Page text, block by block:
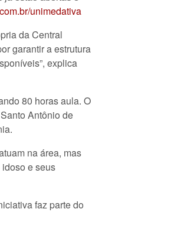
unimedativa
da Central
garantir a estrutura
explica
80 horas aula. O
Antônio de
na área, mas
e seus
faz parte do